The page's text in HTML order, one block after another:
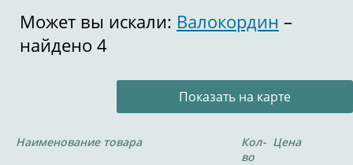
Может вы искали: Валокордин –
найдено 4
Показать на карте
Наименование товара
Кол-
во
Цена